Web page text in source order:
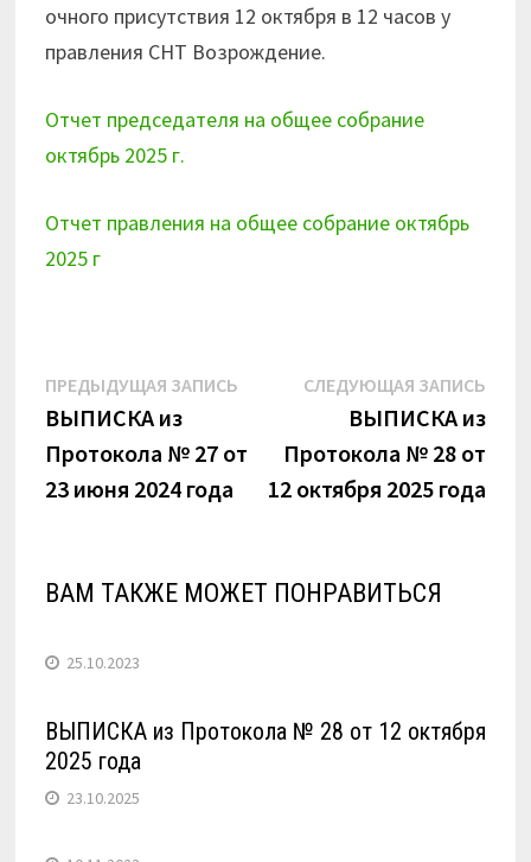
очного присутствия 12 октября в 12 часов у
правления СНТ Возрождение.
Отчет председателя на общее собрание
октябрь 2025 г.
Отчет правления на общее собрание октябрь
2025 г
Навигация
по
записям
ПРЕДЫДУЩАЯ ЗАПИСЬПредыдущая
ВЫПИСКА из
Протокола № 27 от
23 июня 2024 года
СЛЕДУЮЩАЯ ЗАПИСЬ
ВЫПИСКА из
Протокола № 28 от
12 октября 2025 года
ВАМ ТАКЖЕ МОЖЕТ ПОНРАВИТЬСЯ
25.10.2023
ВЫПИСКА из Протокола № 28 от 12 октября
2025 года
23.10.2025